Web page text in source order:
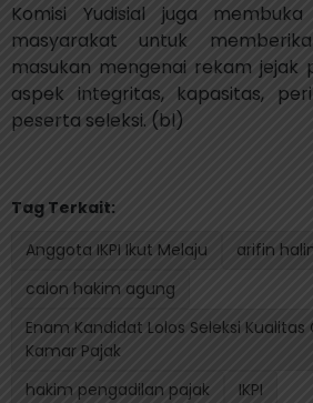
Komisi Yudisial juga
masyarakat untuk
masukan mengenai rekam jejak
aspek integritas, kapasitas,
peserta seleksi. (bl)
Tag Terkait:
Anggota IKPI Ikut Melaju
arifin
calon hakim agung
Enam Kandidat Lolos Seleksi
Kamar Pajak
hakim pengadilan pajak
IKPI